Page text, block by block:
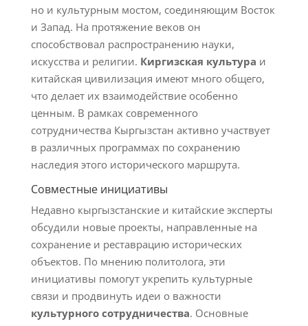
но и культурным мостом, соединяющим Восток
и Запад. На протяжение веков он
способствовал распространению науки,
искусства и религии. Киргизская культура и
китайская цивилизация имеют много общего,
что делает их взаимодействие особенно
ценным. В рамках современного
сотрудничества Кыргызстан активно участвует
в различных программах по сохранению
наследия этого исторического маршрута.
Совместные инициативы
Недавно кыргызстанские и китайские эксперты
обсудили новые проекты, направленные на
сохранение и реставрацию исторических
объектов. По мнению политолога, эти
инициативы помогут укрепить культурные
связи и продвинуть идеи о важности
культурного сотрудничества. Основные